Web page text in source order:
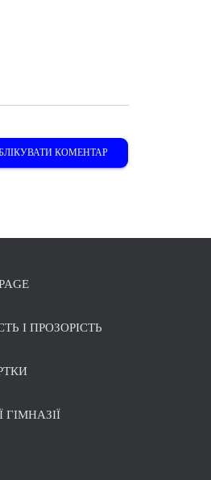
І ПРОЗОРІСТЬ
ГІМНАЗІЇ